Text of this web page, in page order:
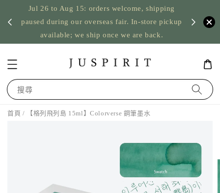
Jul 26 to Aug 15: orders welcome, shipping
paused during our overseas fair. In-store pickup
available; we ship once we are back.
US
搜尋
首頁 / 【格列飛列島 15ml】Colorverse 鋼筆墨水